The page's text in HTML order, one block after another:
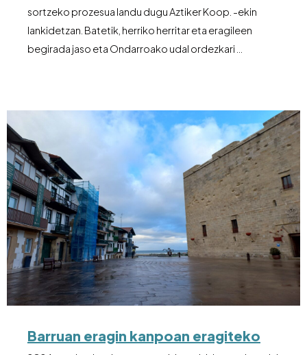
sortzeko prozesua landu dugu Aztiker Koop. -ekin
lankidetzan. Batetik, herriko herritar eta eragileen
begirada jaso eta Ondarroako udal ordezkari …
Barruan eragin kanpoan eragiteko